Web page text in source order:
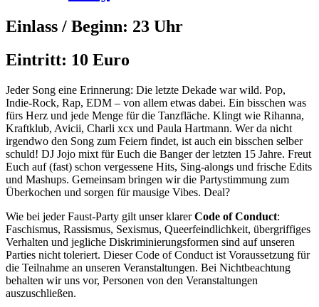
Einlass / Beginn: 23 Uhr
Eintritt: 10 Euro
Jeder Song eine Erinnerung: Die letzte Dekade war wild. Pop,
Indie-Rock, Rap, EDM – von allem etwas dabei. Ein bisschen was
fürs Herz und jede Menge für die Tanzfläche. Klingt wie Rihanna,
Kraftklub, Avicii, Charli xcx und Paula Hartmann. Wer da nicht
irgendwo den Song zum Feiern findet, ist auch ein bisschen selber
schuld! DJ Jojo mixt für Euch die Banger der letzten 15 Jahre. Freut
Euch auf (fast) schon vergessene Hits, Sing-alongs und frische Edits
und Mashups. Gemeinsam bringen wir die Partystimmung zum
Überkochen und sorgen für mausige Vibes. Deal?
Wie bei jeder Faust-Party gilt unser klarerCode of Conduct:
Faschismus, Rassismus, Sexismus, Queerfeindlichkeit, übergriffiges
Verhalten und jegliche Diskriminierungsformen sind auf unseren
Parties nicht toleriert. Dieser Code of Conduct ist Voraussetzung für
die Teilnahme an unseren Veranstaltungen. Bei Nichtbeachtung
behalten wir uns vor, Personen von den Veranstaltungen
auszuschließen.